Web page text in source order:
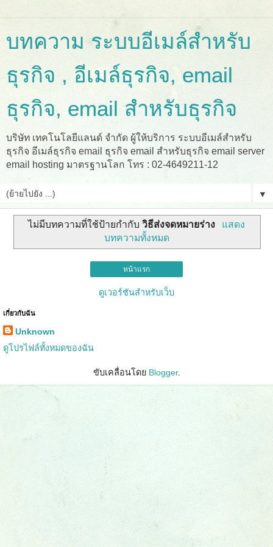
บทความ ระบบอีเมล์สำหรับ
ธุรกิจ , อีเมล์ธุรกิจ, email
ธุรกิจ, email สำหรับธุรกิจ
บริษัท เทคโนโลยีแลนด์ จำกัด ผู้ให้บริการ ระบบอีเมล์สำหรับ
ธุรกิจ อีเมล์ธุรกิจ email ธุรกิจ email สำหรับธุรกิจ email server
email hosting มาตรฐานโลก โทร : 02-4649211-12
▼
ไม่มีบทความที่ใช้ป้ายกำกับวิธีส่งจดหมายร่าง
แสดง
บทความทั้งหมด
หน้าแรก
ดูเวอร์ชันสำหรับเว็บ
เกี่ยวกับฉัน
Unknown
ดูโปรไฟล์ทั้งหมดของฉัน
ขับเคลื่อนโดย Blogger.